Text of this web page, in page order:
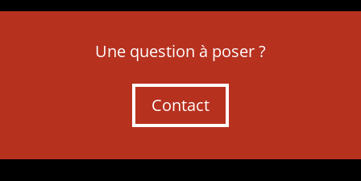
Une question à poser ?
Contact